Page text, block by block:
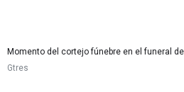
Momento del cortejo fúnebre en el funeral
Gtres